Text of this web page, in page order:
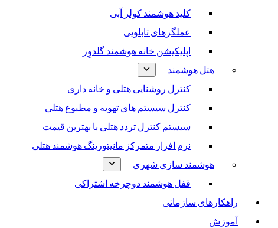
کلید هوشمند کولر آبی
عملگرهای تابلویی
اپلیکیشن خانه هوشمند گلدوِر
هتل هوشمند
کنترل روشنایی هتلی و خانه داری
کنترل سیستم های تهویه و مطبوع هتلی
سیستم کنترل تردد هتلی با بهترین قیمت
نرم افزار متمرکز مانیتورینگ هوشمند هتلی
هوشمند سازی شهری
قفل هوشمند دوچرخه اشتراکی
راهکارهای سازمانی
آموزش